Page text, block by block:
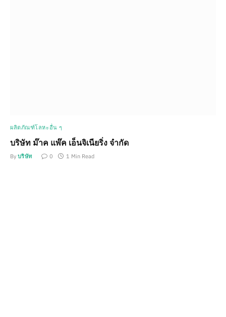
ผลิตภัณฑ์โลหะอื่น ๆ
บริษัท ม๊าค แพ๊ค เอ็นจิเนียริ่ง จำกัด
By บริษัท 0 1 Min Read